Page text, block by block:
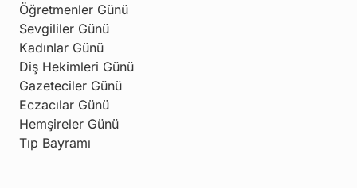
Öğretmenler Günü
Sevgililer Günü
Kadınlar Günü
Diş Hekimleri Günü
Gazeteciler Günü
Eczacılar Günü
Hemşireler Günü
Tıp Bayramı